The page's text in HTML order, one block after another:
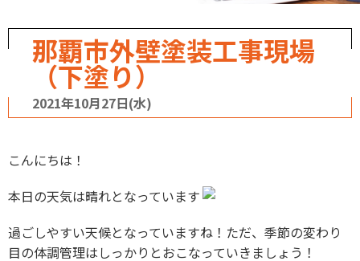
那覇市外壁塗装工事現場
（下塗り）
2021年10月27日(水)
こんにちは！
本日の天気は晴れとなっています
過ごしやすい天候となっていますね！ただ、季節の変わり
目の体調管理はしっかりとおこなっていきましょう！